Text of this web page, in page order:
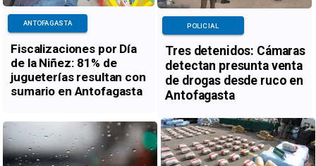
Fiscalizaciones por Día
de la Niñez: 81% de
jugueterías resultan con
sumario en Antofagasta
ANTOFAGASTA
Tres detenidos: Cámaras
detectan presunta venta
de drogas desde ruco en
Antofagasta
POLICIAL